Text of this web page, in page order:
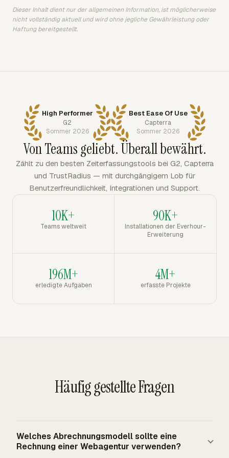
Dieser Inhalt dient nur der allgemeinen Information, ist möglicherweise
nicht vollständig aktuell und wird ohne jegliche Gewährleistung oder
Haftung bereitgestellt.
High Performer
G2
Sommer 2026
Best Ease Of Use
Capterra
Sommer 2026
Von Teams geliebt. Überall bewährt.
Zählt zu den besten Zeiterfassungstools bei G2, Capterra
und TrustRadius — mit durchgängigem Lob für
Benutzerfreundlichkeit, Integrationen und Support.
10K+
Teams weltweit
90K+
Installationen der Everhour-
Erweiterung
196M+
erledigte Aufgaben
4M+
erfasste Projekte
Häufig gestellte Fragen
Welches Abrechnungsmodell sollte eine
Rechnung einer Webagentur verwenden?